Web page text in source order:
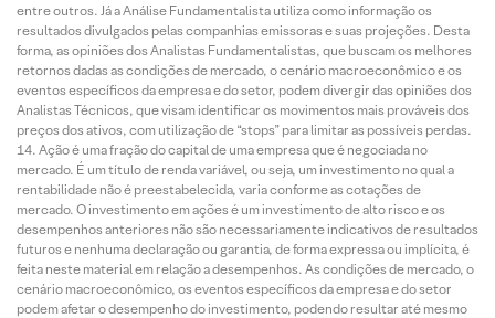
entre outros. Já a Análise Fundamentalista utiliza como informação os
resultados divulgados pelas companhias emissoras e suas projeções. Desta
forma, as opiniões dos Analistas Fundamentalistas, que buscam os melhores
retornos dadas as condições de mercado, o cenário macroeconômico e os
eventos específicos da empresa e do setor, podem divergir das opiniões dos
Analistas Técnicos, que visam identificar os movimentos mais prováveis dos
preços dos ativos, com utilização de “stops” para limitar as possíveis perdas.
Ação é uma fração do capital de uma empresa que é negociada no
mercado. É um título de renda variável, ou seja, um investimento no qual a
rentabilidade não é preestabelecida, varia conforme as cotações de
mercado. O investimento em ações é um investimento de alto risco e os
desempenhos anteriores não são necessariamente indicativos de resultados
futuros e nenhuma declaração ou garantia, de forma expressa ou implícita, é
feita neste material em relação a desempenhos. As condições de mercado, o
cenário macroeconômico, os eventos específicos da empresa e do setor
podem afetar o desempenho do investimento, podendo resultar até mesmo